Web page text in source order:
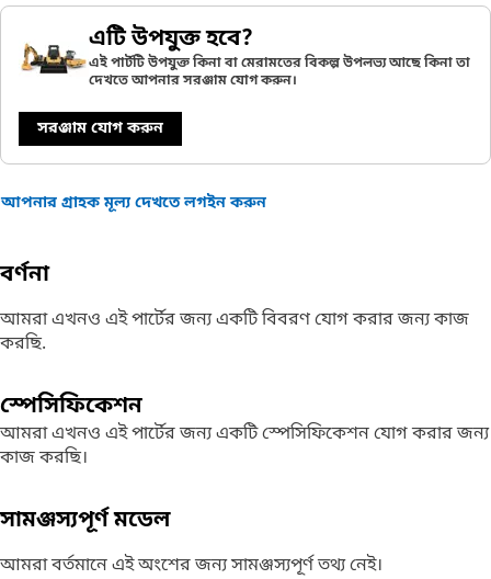
এটি উপযুক্ত হবে?
এই পার্টটি উপযুক্ত কিনা বা মেরামতের বিকল্প উপলভ্য আছে কিনা তা
দেখতে আপনার সরঞ্জাম যোগ করুন।
সরঞ্জাম যোগ করুন
আপনার গ্রাহক মূল্য দেখতে লগইন করুন
বর্ণনা
আমরা এখনও এই পার্টের জন্য একটি বিবরণ যোগ করার জন্য কাজ
করছি.
স্পেসিফিকেশন
আমরা এখনও এই পার্টের জন্য একটি স্পেসিফিকেশন যোগ করার জন্য
কাজ করছি।
সামঞ্জস্যপূর্ণ মডেল
আমরা বর্তমানে এই অংশের জন্য সামঞ্জস্যপূর্ণ তথ্য নেই।